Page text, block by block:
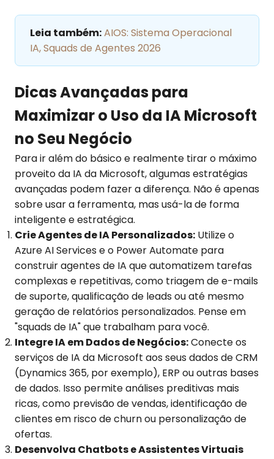
Leia também:AIOS: Sistema Operacional
IA, Squads de Agentes 2026
Dicas Avançadas para
Maximizar o Uso da IA Microsoft
no Seu Negócio
Para ir além do básico e realmente tirar o máximo
proveito da IA da Microsoft, algumas estratégias
avançadas podem fazer a diferença. Não é apenas
sobre usar a ferramenta, mas usá-la de forma
inteligente e estratégica.
Crie Agentes de IA Personalizados: Utilize o
Azure AI Services e o Power Automate para
construir agentes de IA que automatizem tarefas
complexas e repetitivas, como triagem de e-mails
de suporte, qualificação de leads ou até mesmo
geração de relatórios personalizados. Pense em
"squads de IA" que trabalham para você.
Integre IA em Dados de Negócios:Conecte os
serviços de IA da Microsoft aos seus dados de CRM
(Dynamics 365, por exemplo), ERP ou outras bases
de dados. Isso permite análises preditivas mais
ricas, como previsão de vendas, identificação de
clientes em risco de churn ou personalização de
ofertas.
Desenvolva Chatbots e Assistentes Virtuais